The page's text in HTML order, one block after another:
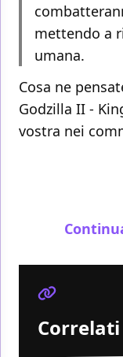
mettendo a
umana.
Cosa ne
Godzilla II -
vostra nei
Correlati